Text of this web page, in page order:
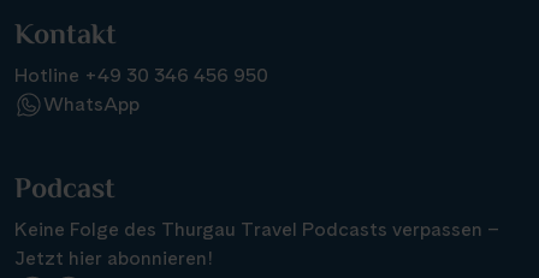
Kontakt
Hotline +49 30 346 456 950
WhatsApp
Podcast
Keine Folge des Thurgau Travel Podcasts verpassen –
Jetzt hier abonnieren!